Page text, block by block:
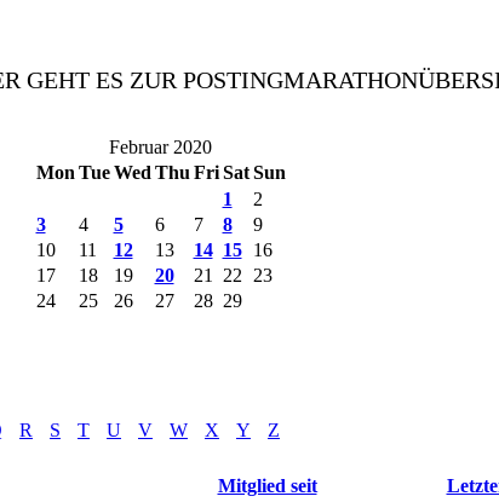
GEHT ES ZUR
Februar 2020
Mon Tue Wed Thu Fri Sat Sun
1
2
3
4 5 6 7 8
9
10
11 12 13 14 15
16
17
18 19 20 21 22
23
24
25 26 27 28 29
R S T U V W X Y
Z
Mitglied seit